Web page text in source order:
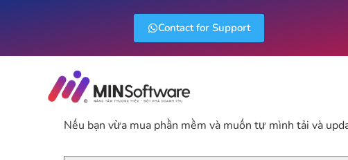
Contact for Support
Nếu bạn vừa mua phần mềm và muốn tự mình tải và